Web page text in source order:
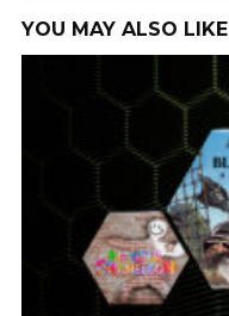
YOU MAY ALSO LIKE